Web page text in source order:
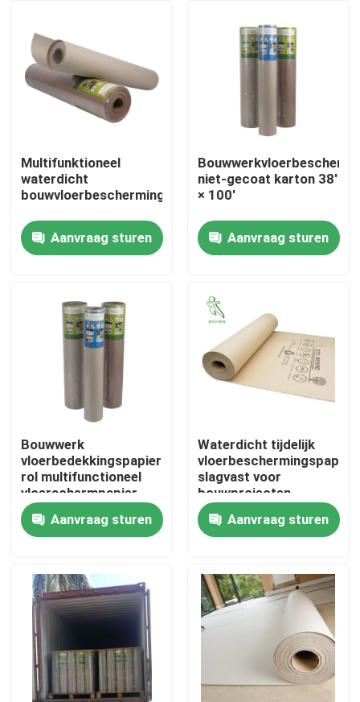
Huis
Ongeveer ons
Fabrieksreis
Kwaliteitscontrole
Contacteer ons
Verzoek om een Citaat
Het Document van de bevloeringsbescherming
Het tijdelijke Broodje van de Vloerbescherming
Kraftpapier-Document Vloerbescherming
Multifunktioneel
waterdicht
bouwvloerbeschermingspapier
Aanvraag sturen
niet-gecoat karton 38'
× 100'
Aanvraag sturen
Bouwwerk
vloerbedekkingspapier
rol multifunctioneel
vloerschermpapier
Aanvraag sturen
Waterdicht tijdelijk
slagvast voor
bouwprojecten
Aanvraag sturen